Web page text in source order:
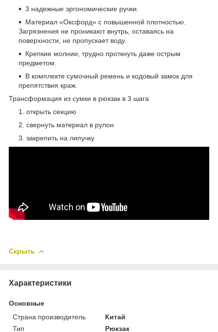
3 надежные эргономические ручки.
Материал «Оксфорд» с повышенной плотностью.
Загрязнения не проникают внутрь, оставаясь на
поверхности, не пропускает воду.
Крепкие молнии, трудно проткнуть даже острым
предметом.
В комплекте сумочный ремень и кодовый замок для
препятствия краж.
Трансформация из сумки в рюкзак в 3 шага
открыть секцию
свернуть материал в рулон
закрепить на липучку
Скрыть
Характеристики
Основные
Страна производитель
Китай
Тип
Рюкзак